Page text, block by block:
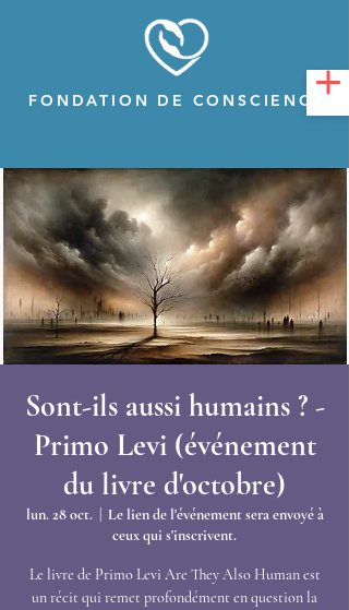
FONDATION DE CONSCIENCE
Sont-ils aussi humains ? -
Primo Levi (événement
du livre d'octobre)
lun. 28 oct.
  |
Le lien de l'événement sera envoyé à
ceux qui s'inscrivent.
Le livre de Primo Levi Are They Also Human est
un récit qui remet profondément en question la